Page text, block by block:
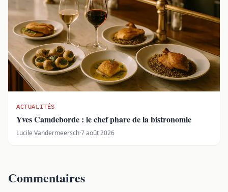
ACTUALITÉS
Yves Camdeborde : le chef phare de la bistronomie
Lucile Vandermeersch·7 août 2026
Commentaires